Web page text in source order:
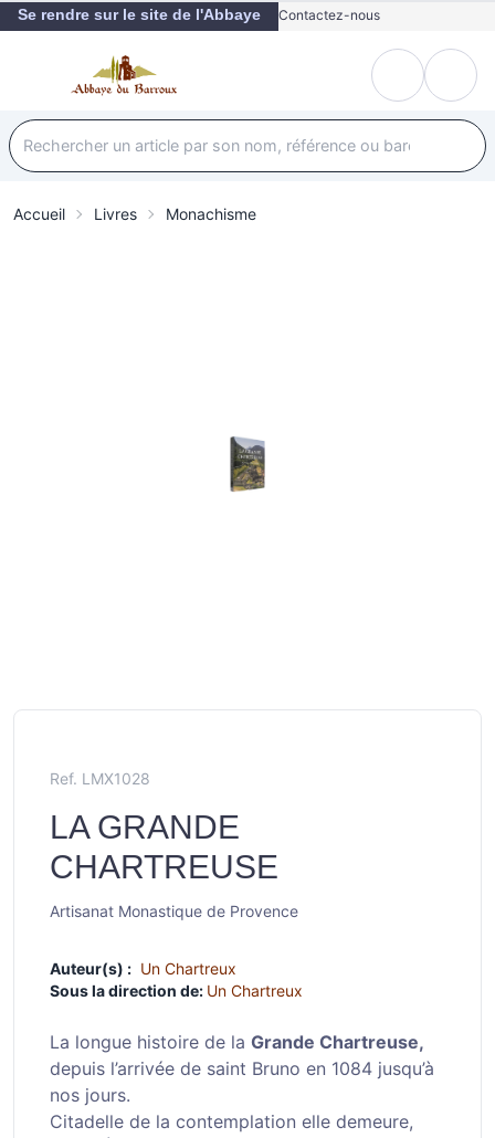
Se rendre sur le site de l'Abbaye Contactez-nous
Accueil Livres Monachisme
Ref. LMX1028
LA GRANDE
CHARTREUSE
Artisanat Monastique de Provence
Auteur(s) : Un Chartreux
Sous la direction de: Un Chartreux
La longue histoire de la Grande Chartreuse,
depuis l’arrivée de saint Bruno en 1084 jusqu’à
nos jours.
Citadelle de la contemplation elle demeure,